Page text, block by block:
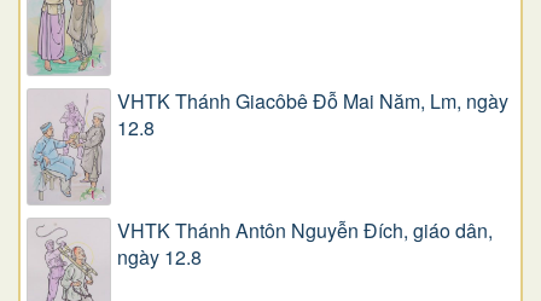
VHTK Thánh Giacôbê Ðỗ Mai Năm, Lm, ngày
12.8
VHTK Thánh Antôn Nguyễn Ðích, giáo dân,
ngày 12.8